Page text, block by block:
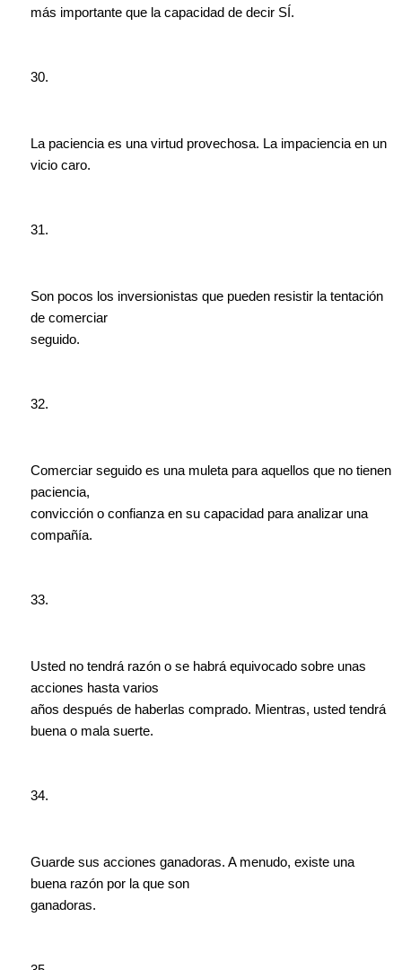
más importante que la capacidad de decir SÍ.
30.
La paciencia es una virtud provechosa. La impaciencia en un
vicio caro.
31.
Son pocos los inversionistas que pueden resistir la tentación
de comerciar
seguido.
32.
Comerciar seguido es una muleta para aquellos que no tienen
paciencia,
convicción o confianza en su capacidad para analizar una
compañía.
33.
Usted no tendrá razón o se habrá equivocado sobre unas
acciones hasta varios
años después de haberlas comprado. Mientras, usted tendrá
buena o mala suerte.
34.
Guarde sus acciones ganadoras. A menudo, existe una
buena razón por la que son
ganadoras.